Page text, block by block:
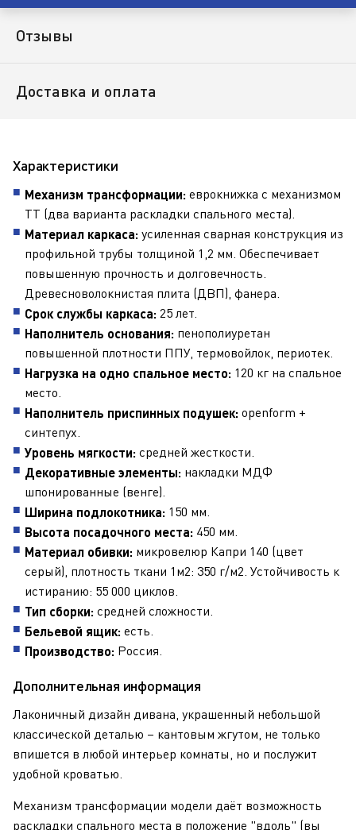
Отзывы
Доставка и оплата
Характеристики
Механизм трансформации: еврокнижка с механизмом
ТТ (два варианта раскладки спального места).
Материал каркаса: усиленная сварная конструкция из
профильной трубы толщиной 1,2 мм. Обеспечивает
повышенную прочность и долговечность.
Древесноволокнистая плита (ДВП), фанера.
Срок службы каркаса: 25 лет.
Наполнитель основания: пенополиуретан
повышенной плотности ППУ, термовойлок, периотек.
Нагрузка на одно спальное место: 120 кг на спальное
место.
Наполнитель приспинных подушек: openform +
синтепух.
Уровень мягкости: средней жесткости.
Декоративные элементы: накладки МДФ
шпонированные (венге).
Ширина подлокотника: 150 мм.
Высота посадочного места: 450 мм.
Материал обивки: микровелюр Капри 140 (цвет
серый), плотность ткани 1м2: 350 г/м2. Устойчивость к
истиранию: 55 000 циклов.
Тип сборки: средней сложности.
Бельевой ящик: есть.
Производство: Россия.
Дополнительная информация
Лаконичный дизайн дивана, украшенный небольшой
классической деталью – кантовым жгутом, не только
впишется в любой интерьер комнаты, но и послужит
удобной кроватью.
Механизм трансформации модели даёт возможность
раскладки спального места в положение "вдоль" (вы